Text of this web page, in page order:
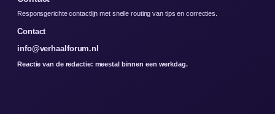
Responsgerichte contactlijn met snelle routing van tips en correcties.
Contact
info@verhaalforum.nl
Reactie van de redactie: meestal binnen een werkdag.